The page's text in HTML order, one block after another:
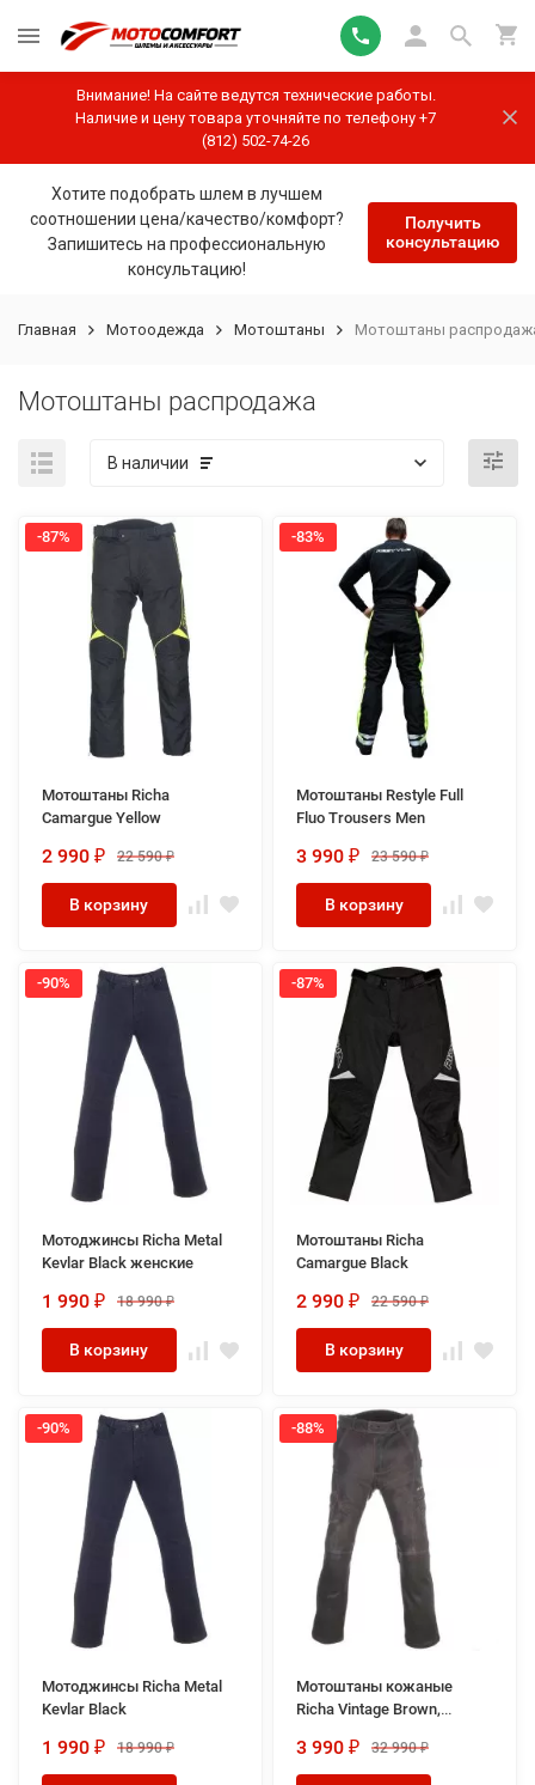
Внимание! На сайте ведутся технические работы.
Наличие и цену товара уточняйте по телефону +7
(812) 502-74-26
Хотите подобрать шлем в лучшем
соотношении цена/качество/комфорт?
Запишитесь на профессиональную
консультацию!
Получить
консультацию
Главная Мотоодежда Мотоштаны Мотоштаны
Мотоштаны распродажа
В наличии
-87%
Мотоштаны Richa
Camargue Yellow
2 990 ₽ 22 590 ₽
В корзину
-83%
Мотоштаны Restyle Full
Fluo Trousers Men
3 990 ₽ 23 590 ₽
В корзину
-90%
Мотоджинсы Richa Metal
Kevlar Black женские
1 990 ₽ 18 990 ₽
В корзину
-87%
Мотоштаны Richa
Camargue Black
2 990 ₽ 22 590 ₽
В корзину
-90%
Мотоджинсы Richa Metal
Kevlar Black
1 990 ₽ 18 990 ₽
-88%
Мотоштаны кожаные
Richa Vintage Brown,
3 990 ₽ 32 990 ₽